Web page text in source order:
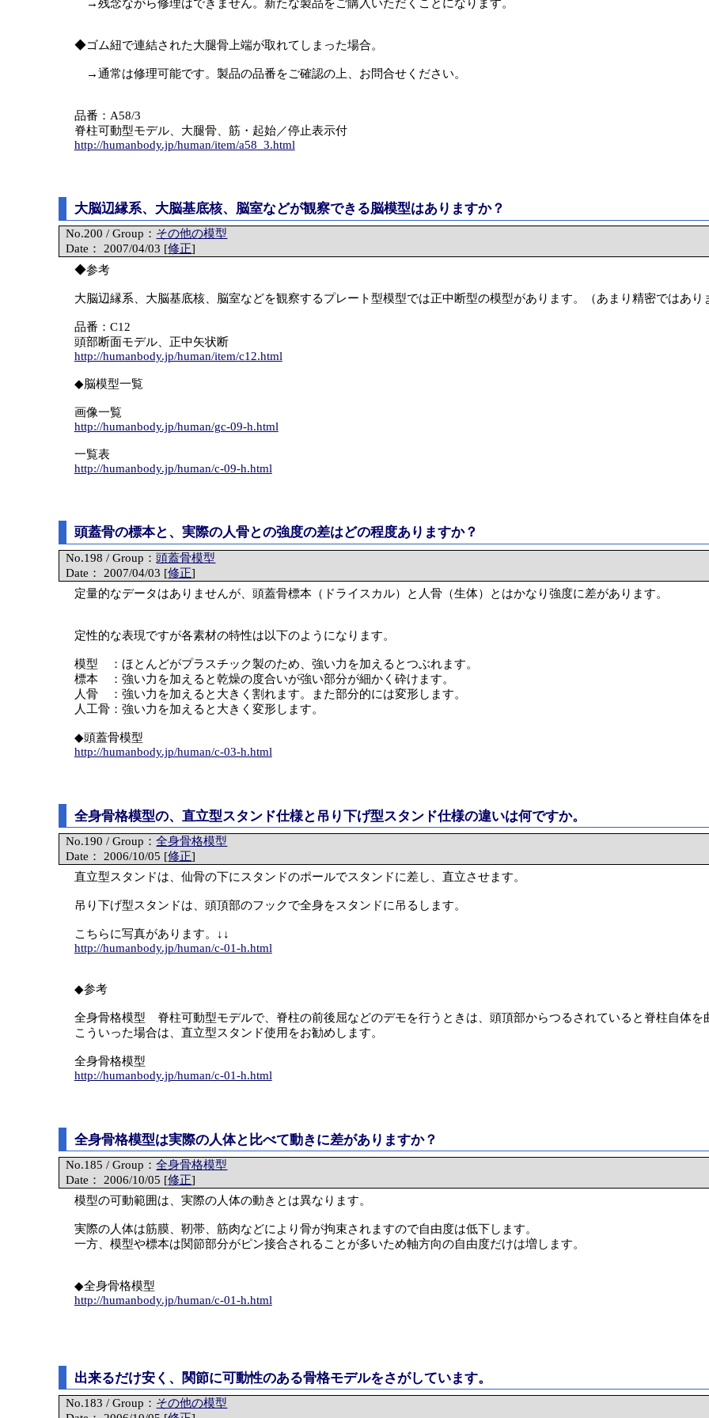
→残念ながら修理はできません。新たな製品をご購入いただくことになります。
◆ゴム紐で連結された大腿骨上端が取れてしまった場合。
→通常は修理可能です。製品の品番をご確認の上、お問合せください。
品番：A58/3
脊柱可動型モデル、大腿骨、筋・起始／停止表示付
http://humanbody.jp/human/item/a58_3.html
大脳辺縁系、大脳基底核、脳室などが観察できる脳模型はありますか？
No.200 / Group： その他の模型
Date： 2007/04/03 [修正]
◆参考
大脳辺縁系、大脳基底核、脳室などを観察するプレート型模型では正中断型の模型があります。（あまり精密ではあり
品番：C12
頭部断面モデル、正中矢状断
http://humanbody.jp/human/item/c12.html
◆脳模型一覧
画像一覧
http://humanbody.jp/human/gc-09-h.html
一覧表
http://humanbody.jp/human/c-09-h.html
頭蓋骨の標本と、実際の人骨との強度の差はどの程度ありますか？
No.198 / Group：頭蓋骨模型
Date： 2007/04/03 [修正]
定量的なデータはありませんが、頭蓋骨標本（ドライスカル）と人骨（生体）とはかなり強度に差があります。
定性的な表現ですが各素材の特性は以下のようになります。
模型 ：ほとんどがプラスチック製のため、強い力を加えるとつぶれます。
標本 ：強い力を加えると乾燥の度合いが強い部分が細かく砕けます。
人骨 ：強い力を加えると大きく割れます。また部分的には変形します。
人工骨：強い力を加えると大きく変形します。
◆頭蓋骨模型
http://humanbody.jp/human/c-03-h.html
全身骨格模型の、直立型スタンド仕様と吊り下げ型スタンド仕様の違いは何ですか。
No.190 / Group：全身骨格模型
Date： 2006/10/05 [修正]
直立型スタンドは、仙骨の下にスタンドのポールでスタンドに差し、直立させます。
吊り下げ型スタンドは、頭頂部のフックで全身をスタンドに吊るします。
こちらに写真があります。↓↓
http://humanbody.jp/human/c-01-h.html
◆参考
全身骨格模型 脊柱可動型モデルで、脊柱の前後屈などのデモを行うときは、頭頂部からつるされていると脊柱自体を
こういった場合は、直立型スタンド使用をお勧めします。
全身骨格模型
http://humanbody.jp/human/c-01-h.html
全身骨格模型は実際の人体と比べて動きに差がありますか？
No.185 / Group：全身骨格模型
Date： 2006/10/05 [修正]
模型の可動範囲は、実際の人体の動きとは異なります。
実際の人体は筋膜、靭帯、筋肉などにより骨が拘束されますので自由度は低下します。
一方、模型や標本は関節部分がピン接合されることが多いため軸方向の自由度だけは増します。
◆全身骨格模型
http://humanbody.jp/human/c-01-h.html
出来るだけ安く、関節に可動性のある骨格モデルをさがしています。
No.183 / Group： その他の模型